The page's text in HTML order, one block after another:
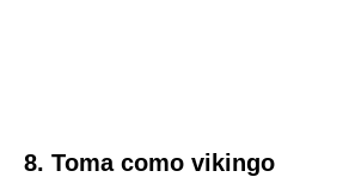
8. Toma como vikingo